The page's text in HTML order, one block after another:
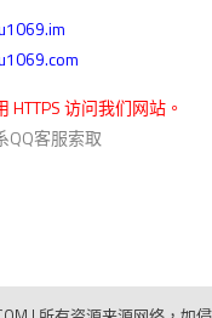
访问我们网站。
QQ客服索取